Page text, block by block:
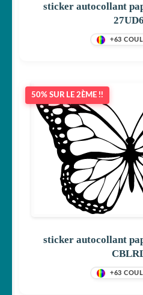
sticker autocollant
27UD6
+63
50% SUR LE 2ÈME !!
sticker autocollant
+63